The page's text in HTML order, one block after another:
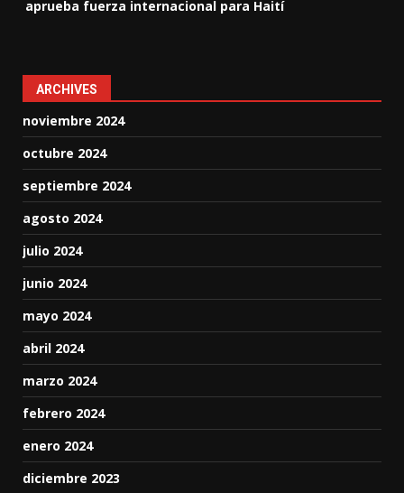
aprueba fuerza internacional para Haití
ARCHIVES
noviembre 2024
octubre 2024
septiembre 2024
agosto 2024
julio 2024
junio 2024
mayo 2024
abril 2024
marzo 2024
febrero 2024
enero 2024
diciembre 2023